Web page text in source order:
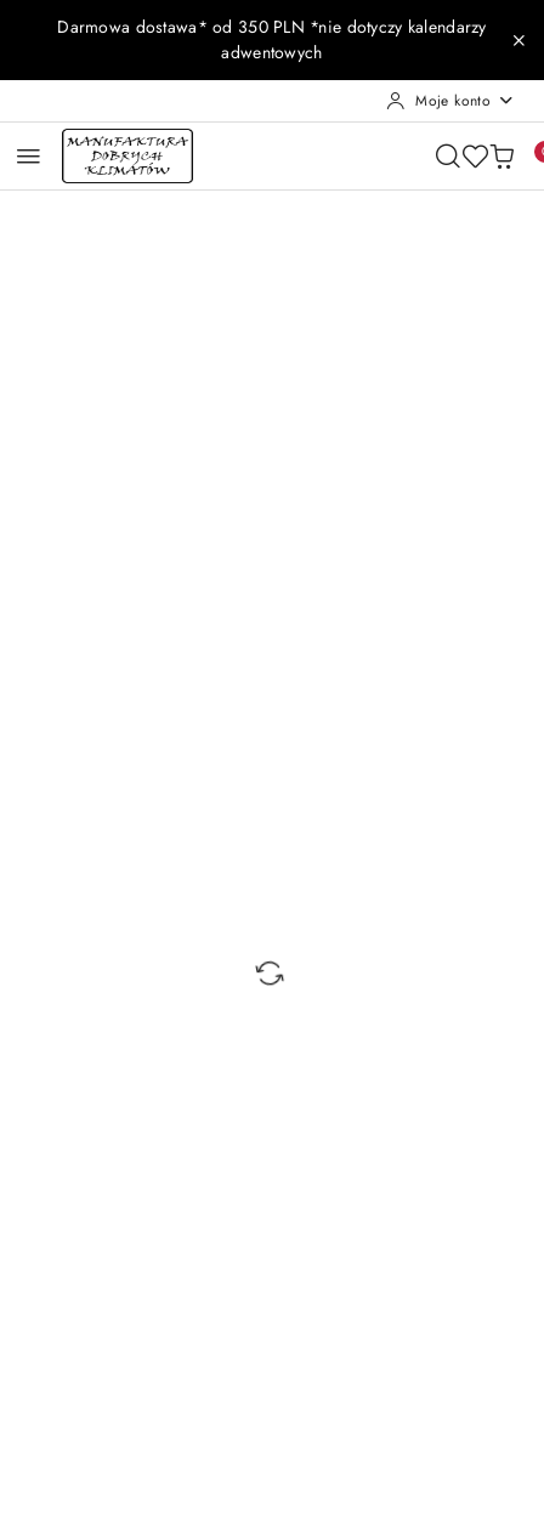
Przejdź do treści głównej
Przejdź do wyszukiwarki
Przejdź do moje konto
Przejdź do menu głównego
Przejdź do opisu produktu
Przejdź do stopki
Darmowa dostawa* od 350 PLN *nie dotyczy kalendarzy
adwentowych
Moje konto